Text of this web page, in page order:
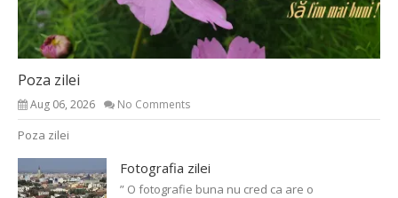
Poza zilei
Aug 06, 2026 No Comments
Poza zilei
Fotografia zilei
” O fotografie buna nu cred ca are o